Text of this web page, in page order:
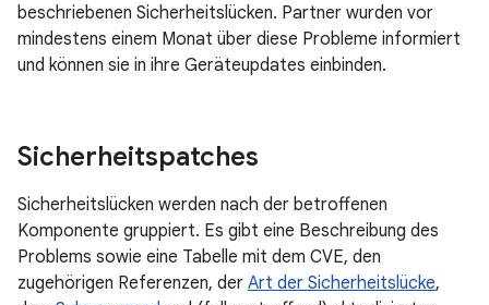
beschriebenen Sicherheitslücken. Partner wurden vor
mindestens einem Monat über diese Probleme informiert
und können sie in ihre Geräteupdates einbinden.
Sicherheitspatches
Sicherheitslücken werden nach der betroffenen
Komponente gruppiert. Es gibt eine Beschreibung des
Problems sowie eine Tabelle mit dem CVE, den
zugehörigen Referenzen, der Art der Sicherheitslücke,